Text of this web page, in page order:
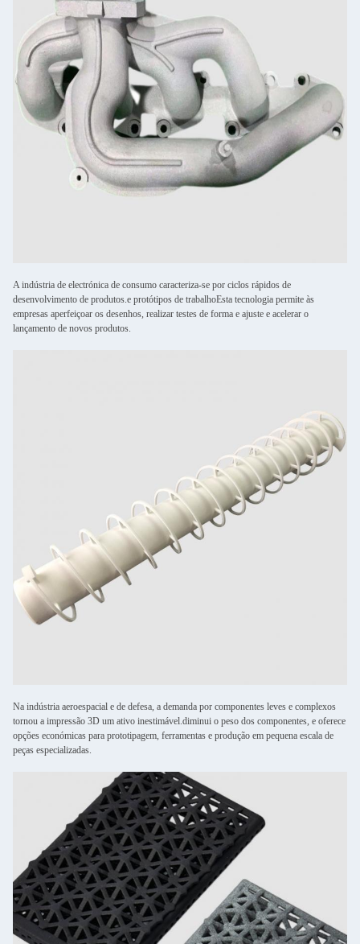
A indústria de electrónica de consumo caracteriza-se por ciclos rápidos de
desenvolvimento de produtos.e protótipos de trabalhoEsta tecnologia permite às
empresas aperfeiçoar os desenhos, realizar testes de forma e ajuste e acelerar o
lançamento de novos produtos.
Na indústria aeroespacial e de defesa, a demanda por componentes leves e complexos
tornou a impressão 3D um ativo inestimável.diminui o peso dos componentes, e oferece
opções económicas para prototipagem, ferramentas e produção em pequena escala de
peças especializadas.